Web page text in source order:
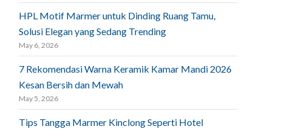
HPL Motif Marmer untuk Dinding Ruang Tamu,
Solusi Elegan yang Sedang Trending
May 6, 2026
7 Rekomendasi Warna Keramik Kamar Mandi 2026
Kesan Bersih dan Mewah
May 5, 2026
Tips Tangga Marmer Kinclong Seperti Hotel